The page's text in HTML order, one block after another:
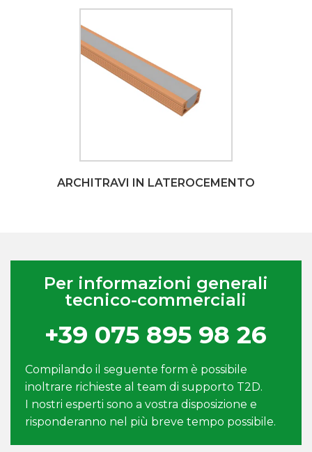
ARCHITRAVI IN LATEROCEMENTO
Per informazioni generali
tecnico-commerciali
+39 075 895 98 26
Compilando il seguente form è possibile
inoltrare richieste al team di supporto T2D.
I nostri esperti sono a vostra disposizione e
risponderanno nel più breve tempo possibile.